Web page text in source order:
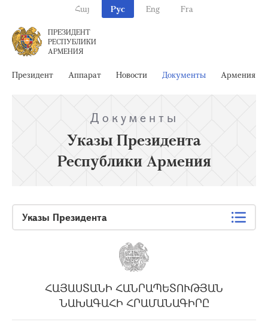
Հայ Рус Eng Fra
ПРЕЗИДЕНТ
РЕСПУБЛИКИ
АРМЕНИЯ
Президент Аппарат Новости Документы Армения
Документы
Указы Президента
Республики Армения
Указы Президента
ՀԱՅԱՍՏԱՆԻ ՀԱՆՐԱՊԵՏՈՒԹՅԱՆ
ՆԱԽԱԳԱՀԻ ՀՐԱՄԱՆԱԳԻՐԸ